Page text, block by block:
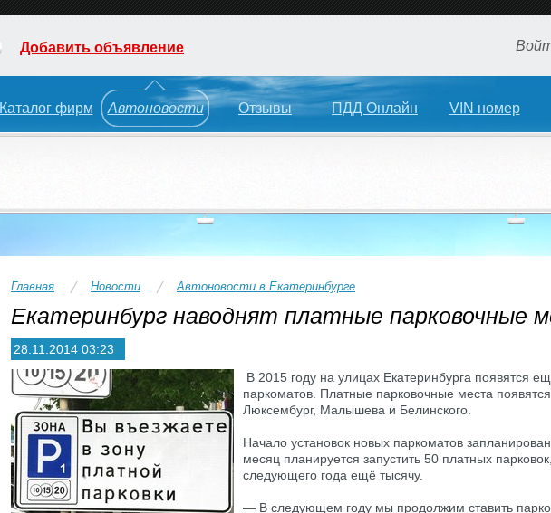
Каталог фирм Автоновости Отзывы ПДД Онлайн VIN номер
Добавить объявление
Главная Новости Автоновости в Екатеринбурге
Екатеринбург наводнят платные парковочные
28.11.2014 03:23
В 2015 году на улицах Екатеринбурга появятся
паркоматов. Платные парковочные места
Люксембург, Малышева и Белинского.
Начало установок новых паркоматов
месяц планируется запустить 50 платных
следующего года ещё тысячу.
— В следующем году мы продолжим ставить